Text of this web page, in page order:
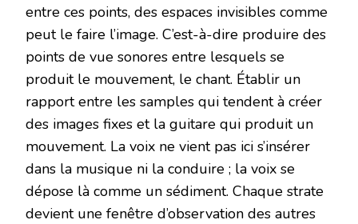
entre ces points, des espaces invisibles comme
peut le faire l’image. C’est-à-dire produire des
points de vue sonores entre lesquels se
produit le mouvement, le chant. Établir un
rapport entre les samples qui tendent à créer
des images fixes et la guitare qui produit un
mouvement. La voix ne vient pas ici s’insérer
dans la musique ni la conduire ; la voix se
dépose là comme un sédiment. Chaque strate
devient une fenêtre d’observation des autres